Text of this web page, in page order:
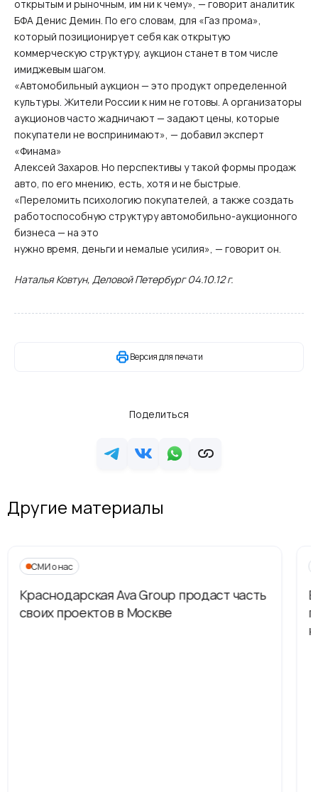
открытым и рыночным, им ни к чему», — говорит аналитик
БФА Денис Демин. По его словам, для «Газ прома»,
который позиционирует себя как открытую
коммерческую структуру, аукцион станет в том числе
имиджевым шагом.
«Автомобильный аукцион — это продукт определенной
культуры. Жители России к ним не готовы. А организаторы
аукционов часто жадничают — задают цены, которые
покупатели не воспринимают», — добавил эксперт
«Финама»
Алексей Захаров. Но перспективы у такой формы продаж
авто, по его мнению, есть, хотя и не быстрые.
«Переломить психологию покупателей, а также создать
работоспособную структуру автомобильно-аукционного
бизнеса — на это
нужно время, деньги и немалые усилия», — говорит он.
Наталья Ковтун, Деловой Петербург 04.10.12 г.
Версия для печати
Поделиться
Другие материалы
СМИ о нас
Краснодарская Ava Group продаст часть
своих проектов в Москве